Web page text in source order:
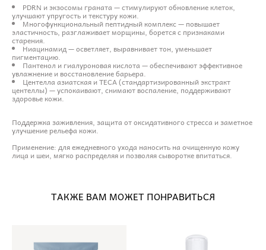
PDRN и экзосомы граната — стимулируют обновление клеток,
улучшают упругость и текстуру кожи.
Многофункциональный пептидный комплекс — повышает
эластичность, разглаживает морщины, борется с признаками
старения.
Ниацинамид — осветляет, выравнивает тон, уменьшает
пигментацию.
Пантенол и гиалуроновая кислота — обеспечивают эффективное
увлажнение и восстановление барьера.
Центелла азиатская и TECA (стандартизированный экстракт
центеллы) — успокаивают, снимают воспаление, поддерживают
здоровье кожи.
Поддержка заживления, защита от оксидативного стресса и заметное
улучшение рельефа кожи.
Применение: для ежедневного ухода наносить на очищенную кожу
лица и шеи, мягко распределяя и позволяя сыворотке впитаться.
ТАКЖЕ ВАМ МОЖЕТ ПОНРАВИТЬСЯ